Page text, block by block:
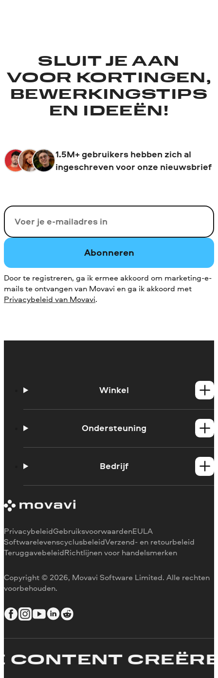
SLUIT JE AAN
VOOR KORTINGEN,
BEWERKINGSTIPS
EN IDEEËN!
1.5M+ gebruikers hebben zich al
ingeschreven voor onze nieuwsbrief
Uw e-mail
Abonneren
Door te registreren, ga ik ermee akkoord om marketing-e-
mails te ontvangen van Movavi en ga ik akkoord met
Privacybeleid van Movavi.
Winkel
Mac-productenOndersteuning
Support contacteren
Abonnement annuleren
Bedrijf
Ervaringen
Waarom voor ons kiezen
Voor het werk
Copyright © 2026, Movavi Software Limited. Alle rechten
voorbehouden.
PrivacybeleidGebruiksvoorwaardenEULA
SoftwarelevenscyclusbeleidVerzend- en retourbeleid
TeruggavebeleidRichtlijnen voor handelsmerken
CREËREN